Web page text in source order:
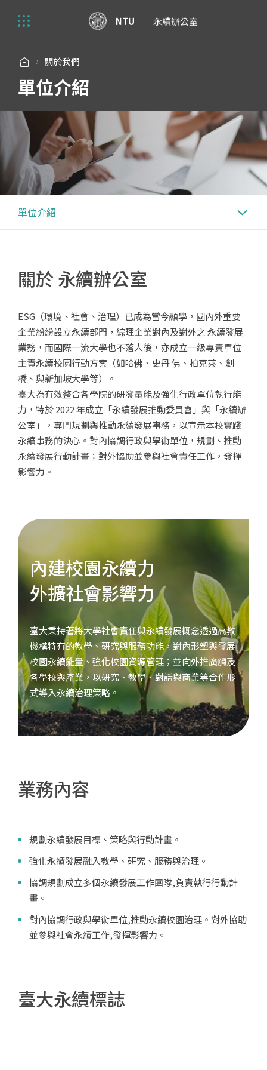
NTU 永續辦公室
關於我們
單位介紹
單位介紹
組織規章與架構
NTU永續榮耀
USR報告書
關於 永續辦公室
ESG（環境、社會、治理）已成為當今顯學，國內外重要
企業紛紛設立永續部門，綜理企業對內及對外之 永續發展
業務，而國際一流大學也不落人後，亦成立一級專責單位
主責永續校園行動方案（如哈佛、史丹 佛、柏克萊、劍
橋、與新加坡大學等）。
臺大為有效整合各學院的研發量能及強化行政單位執行能
力，特於 2022 年成立「永續發展推動委員會」與「永續辦
公室」，專門規劃與推動永續發展事務，以宣示本校實踐
永續事務的決心。對內協調行政與學術單位，規劃、推動
永續發展行動計畫；對外協助並參與社會責任工作，發揮
影響力。
內建校園永續力
外擴社會影響力
臺大秉持著將大學社會責任與永續發展概念透過高教
機構特有的教學、研究與服務功能，對內形塑與發展
校園永續能量、強化校園資源管理；並向外推廣觸及
各學校與產業，以研究、教學、對話與商業等合作形
式導入永續治理策略。
業務內容
規劃永續發展目標、策略與行動計畫。
強化永績發展融入教學、研究、服務與治理。
協調規劃成立多個永續發展工作團隊,負責執行行動計
畫。
對內協調行政與學術單位,推動永續校園治理。對外協助
並參與社會永績工作,發揮影響力。
臺大永續標誌